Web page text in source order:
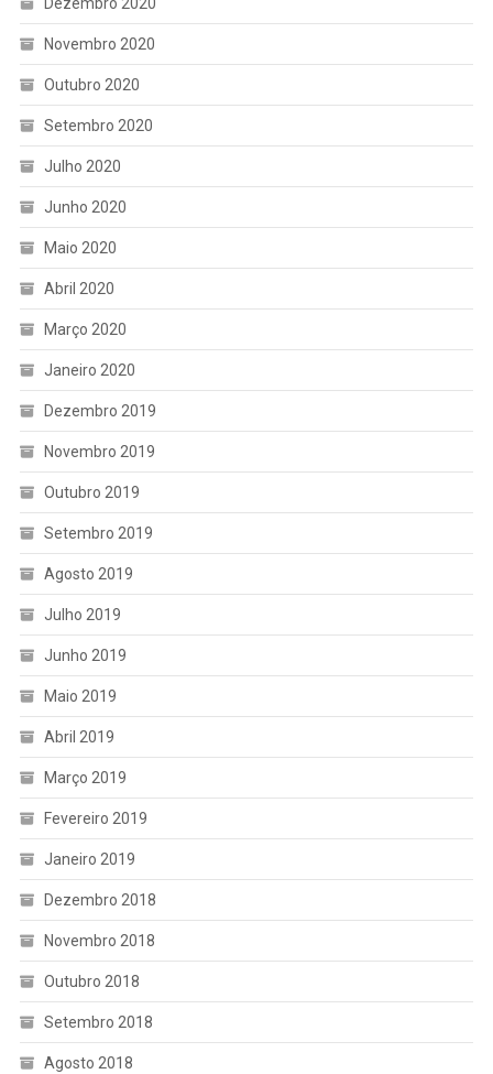
Novembro 2020
Outubro 2020
Setembro 2020
Julho 2020
Junho 2020
Maio 2020
Abril 2020
Março 2020
Janeiro 2020
Dezembro 2019
Novembro 2019
Outubro 2019
Setembro 2019
Agosto 2019
Julho 2019
Junho 2019
Maio 2019
Abril 2019
Março 2019
Fevereiro 2019
Janeiro 2019
Dezembro 2018
Novembro 2018
Outubro 2018
Setembro 2018
Agosto 2018